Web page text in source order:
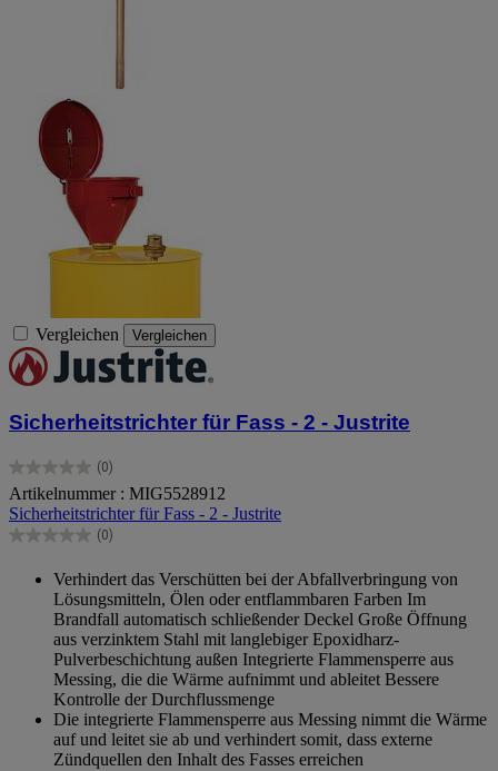
Vergleichen Vergleichen
Sicherheitstrichter für Fass - 2 - Justrite
(0)
0.0
von
5
Sternen.
Artikelnummer : MIG5528912
Sicherheitstrichter für Fass - 2 - Justrite
(0)
0.0
Sternen.
Verhindert das Verschütten bei der Abfallverbringung von
Lösungsmitteln, Ölen oder entflammbaren Farben Im
Brandfall automatisch schließender Deckel Große Öffnung
aus verzinktem Stahl mit langlebiger Epoxidharz-
Pulverbeschichtung außen Integrierte Flammensperre aus
Messing, die die Wärme aufnimmt und ableitet Bessere
Kontrolle der Durchflussmenge
Die integrierte Flammensperre aus Messing nimmt die Wärme
auf und leitet sie ab und verhindert somit, dass externe
Zündquellen den Inhalt des Fasses erreichen